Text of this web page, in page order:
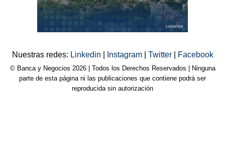
Nuestras redes: Linkedin Instagram Twitter Facebook
© Banca y Negocios 2026 | Todos los Derechos Reservados | Ninguna
parte de esta página ni las publicaciones que contiene podrá ser
reproducida sin autorización